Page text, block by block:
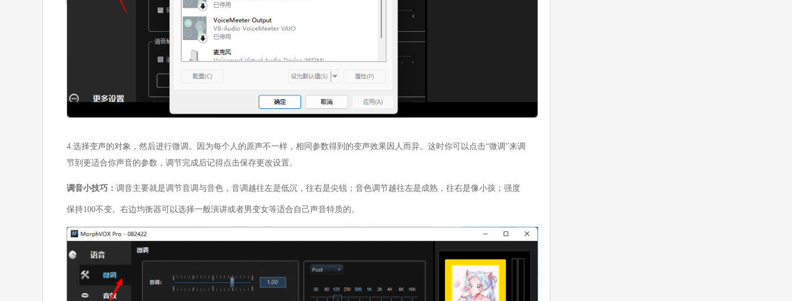
4.选择变声的对象，然后进行微调。因为每个人的原声不一样，相同参数得到的变声效果因人而异。这时你可以点击“微调”来调
节到更适合你声音的参数，调节完成后记得点击保存更改设置。
调音小技巧： 调音主要就是调节音调与音色，音调越往左是低沉，往右是尖锐；音色调节越往左是成熟，往右是像小孩；强度
保持100不变。右边均衡器可以选择一般演讲或者男变女等适合自己声音特质的。